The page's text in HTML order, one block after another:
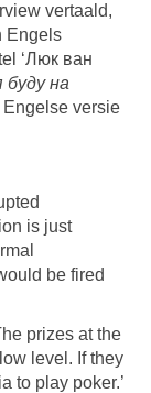
vertaald,
Engels
‘Люк ван
на
Engelse versie
is just
be fired
prizes at the
level. If they
to play poker.’